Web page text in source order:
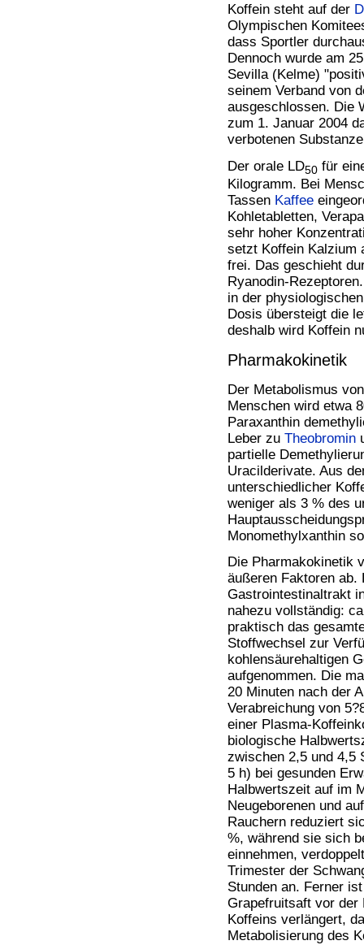
Koffein steht auf der
Olympischen
dass Sportler
Dennoch wurde am
Sevilla (Kelme)
seinem Verband von
ausgeschlossen. Die
zum 1. Januar 2004
verbotenen
Der orale LD50 für
Kilogramm. Bei
Tassen Kaffee
Kohletabletten,
sehr hoher
setzt Koffein Kalzium
frei. Das geschieht
Ryanodin-
in der
Dosis übersteigt die
deshalb wird Koffein
Pharmakokinetik
Der Metabolismus
Menschen wird etwa
Paraxanthin
Leber zu Theobromin
partielle
Uracilderivate. Aus
unterschiedlicher
weniger als 3 % des
Monomethylxanthin
Die Pharmakokinetik
äußeren Faktoren ab.
Gastrointestinaltrakt
nahezu vollständig:
praktisch das
Stoffwechsel zur
kohlensäurehaltigen
aufgenommen. Die
20 Minuten nach der
Verabreichung von
einer Plasma-
biologische
zwischen 2,5 und 4,5
5 h) bei gesunden
Halbwertszeit auf im
Neugeborenen und
Rauchern reduziert
%, während sie sich
einnehmen,
Trimester der
Stunden an. Ferner
Grapefruitsaft vor der
Koffeins verlängert,
Metabolisierung des